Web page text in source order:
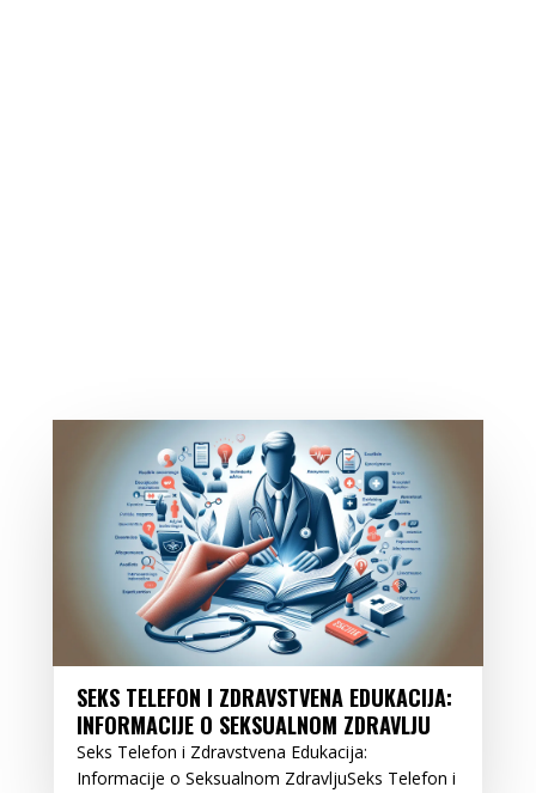
SEKS TELEFON I ZDRAVSTVENA EDUKACIJA:
INFORMACIJE O SEKSUALNOM ZDRAVLJU
Seks Telefon i Zdravstvena Edukacija:
Informacije o Seksualnom ZdravljuSeks Telefon i